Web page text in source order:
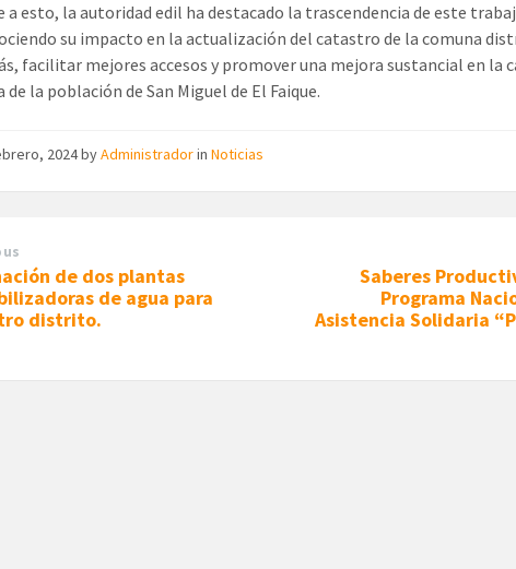
a esto, la autoridad edil ha destacado la trascendencia de este
su impacto en la actualización del catastro de la comuna
facilitar mejores accesos y promover una mejora sustancial en la
de la población de San Miguel de El Faique.
2024byAdministradorinNoticias
de dos plantas
de agua para
distrito.
Saberes
Programa
Asistencia Solidaria